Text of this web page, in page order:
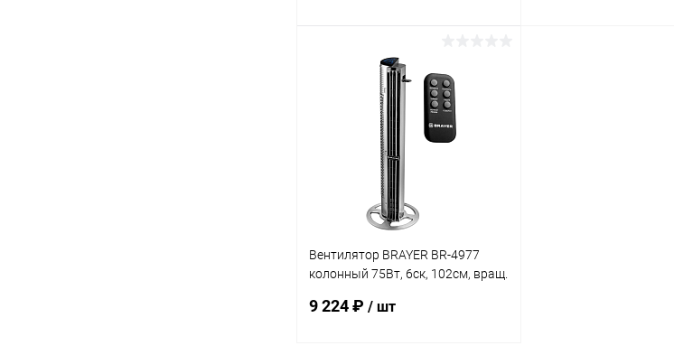
В корзину
Купить в 1 клик Сравнение
В избранное В наличии
Вентилятор BRAYER BR-4977
колонный 75Вт, 6ск, 102см, вращ.
9 224 ₽ / шт